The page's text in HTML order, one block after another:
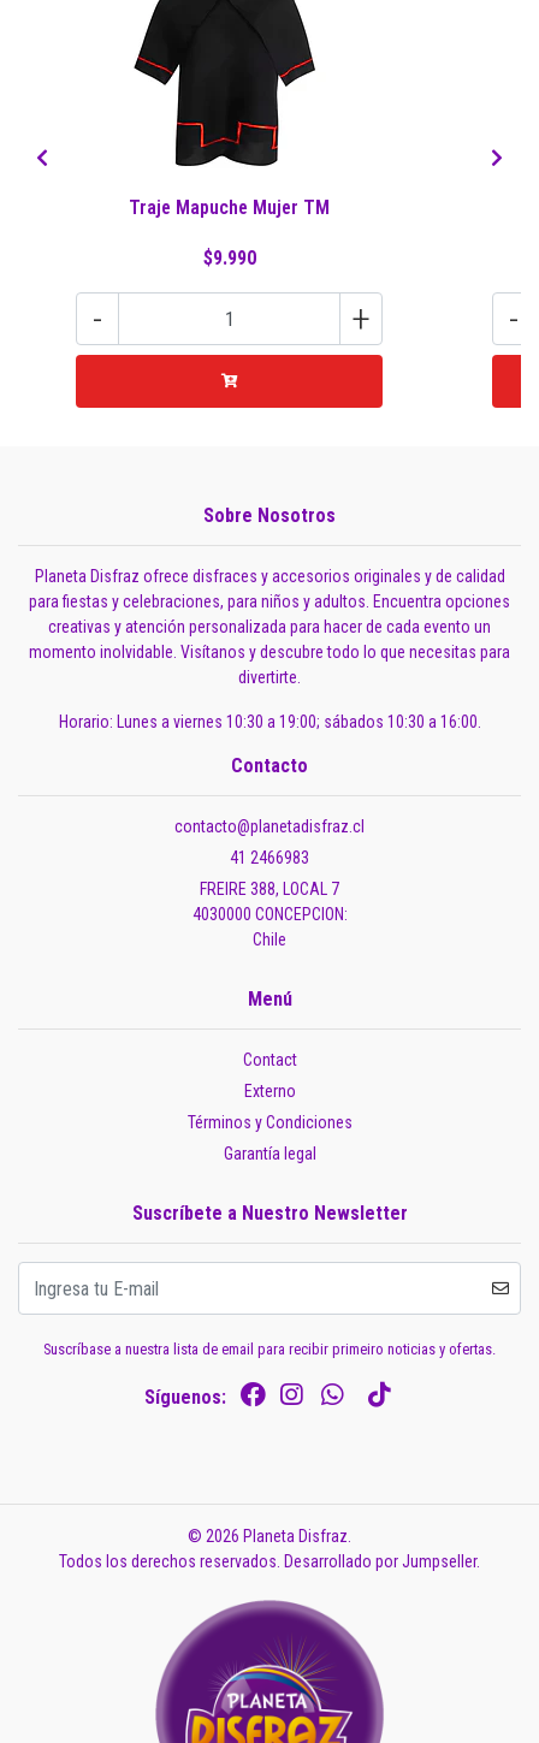
Traje Mapuche Mujer TM
$9.990
- + -
Sobre Nosotros
Planeta Disfraz ofrece disfraces y accesorios originales y de calidad
para fiestas y celebraciones, para niños y adultos. Encuentra opciones
creativas y atención personalizada para hacer de cada evento un
momento inolvidable. Visítanos y descubre todo lo que necesitas para
divertirte.
Horario: Lunes a viernes 10:30 a 19:00; sábados 10:30 a 16:00.
Contacto
contacto@planetadisfraz.cl
41 2466983
FREIRE 388, LOCAL 7
4030000 CONCEPCION:
Chile
Menú
Contact
Externo
Términos y Condiciones
Garantía legal
Suscríbete a Nuestro Newsletter
Suscríbase a nuestra lista de email para recibir primeiro noticias y ofertas.
Síguenos:
© 2026 Planeta Disfraz.
Todos los derechos reservados. Desarrollado por Jumpseller.